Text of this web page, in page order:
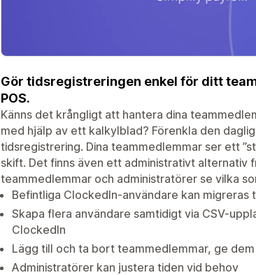
Gör tidsregistreringen enkel för ditt
POS.
Känns det krångligt att hantera dina
med hjälp av ett kalkylblad? Förenkla den
tidsregistrering. Dina teammedlemmar ser ett
skift. Det finns även ett administrativt alternativ
teammedlemmar och administratörer se vilka
Befintliga ClockedIn-användare kan migreras
Skapa flera användare samtidigt via CSV-
ClockedIn
Lägg till och ta bort teammedlemmar, ge
Administratörer kan justera tiden vid behov